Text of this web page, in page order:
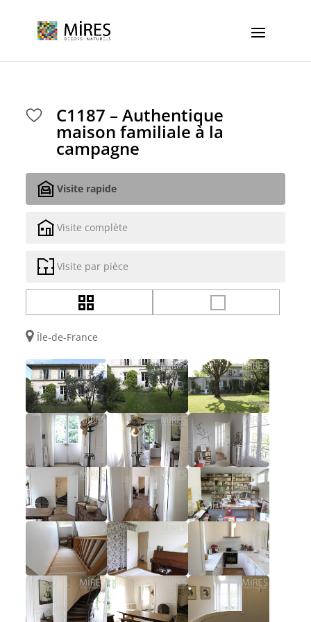
C1187 – Authentique
maison familiale à la
campagne
Visite rapide
Visite complète
Visite par pièce
Île-de-France